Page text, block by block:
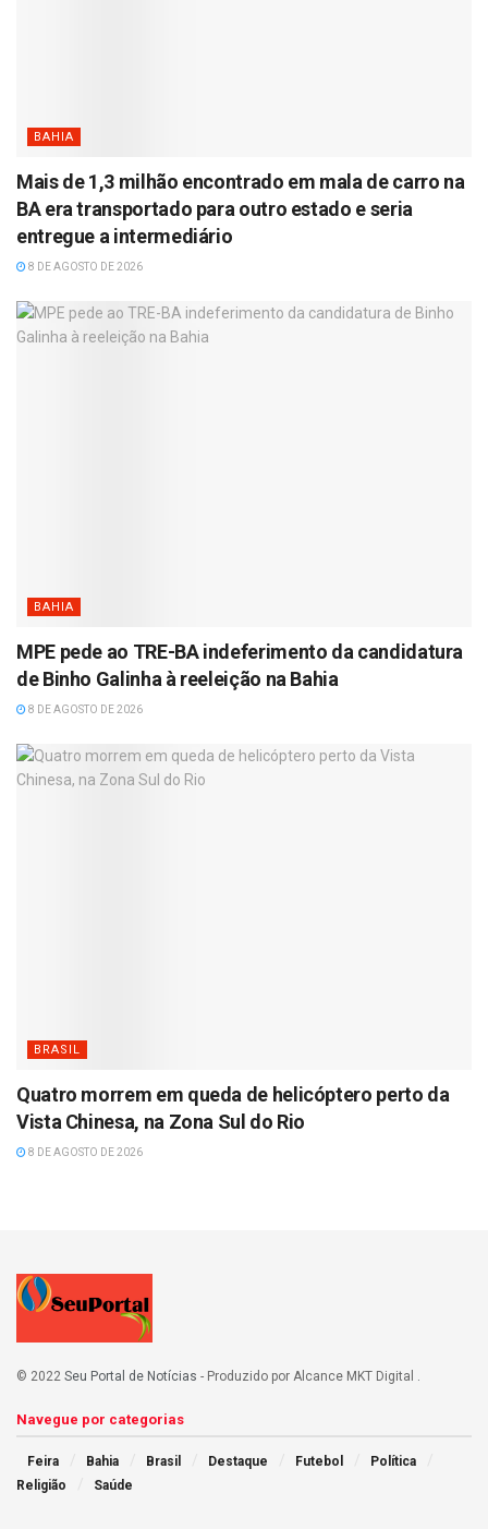
BAHIA
Mais de 1,3 milhão encontrado em mala de carro na
BA era transportado para outro estado e seria
entregue a intermediário
8 DE AGOSTO DE 2026
BAHIA
MPE pede ao TRE-BA indeferimento da candidatura
de Binho Galinha à reeleição na Bahia
8 DE AGOSTO DE 2026
BRASIL
Quatro morrem em queda de helicóptero perto da
Vista Chinesa, na Zona Sul do Rio
8 DE AGOSTO DE 2026
© 2022 Seu Portal de Notícias - Produzido por Alcance MKT Digital
Navegue por categorias
Feira Bahia Brasil Destaque Futebol
Política
Religião
Saúde